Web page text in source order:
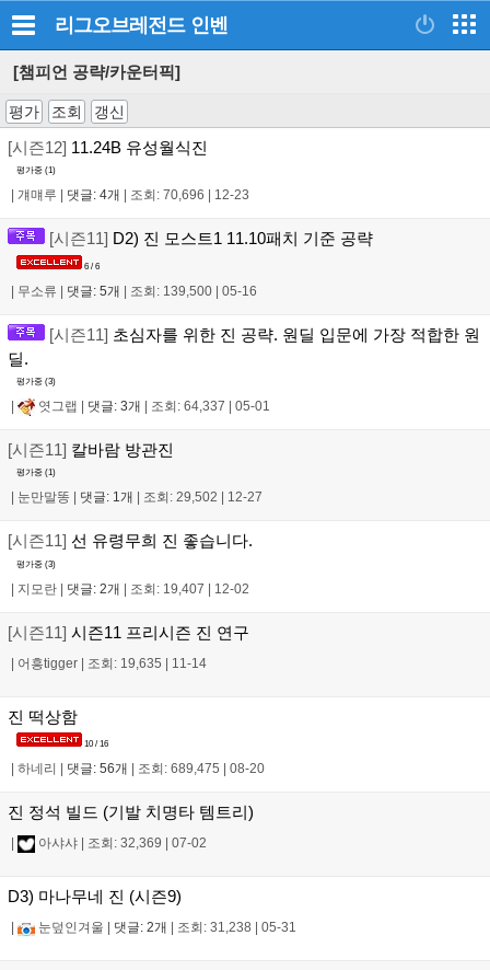
리그오브레전드 인벤
[챔피언 공략/카운터픽]
평가 조회 갱신
[시즌12] 11.24B 유성월식진
평가중 (1)
걔먜루 댓글: 4개 조회: 70,696 12-23
[시즌11] D2) 진 모스트1 11.10패치 기준 공략
6 / 6
| 무소류 | 댓글: 5개 | 조회: 139,500 | 05-16
[시즌11] 초심자를 위한 진 공략. 원딜 입문에 가장 적합한 원
딜.
평가중 (3)
엿그랩 댓글: 3개 조회: 64,337 05-01
[시즌11] 칼바람 방관진
평가중 (1)
눈만말똥 댓글: 1개 조회: 29,502 12-27
[시즌11] 선 유령무희 진 좋습니다.
평가중 (3)
| 지모란 | 댓글: 2개 | 조회: 19,407 | 12-02
[시즌11] 시즌11 프리시즌 진 연구
| 어흥tigger | 조회: 19,635 | 11-14
진 떡상함
10 / 16
하네리 댓글: 56개 조회: 689,475 08-20
진 정석 빌드 (기발 치명타 템트리)
아샤샤 조회: 32,369 07-02
D3) 마나무네 진 (시즌9)
눈덮인겨울 댓글: 2개 조회: 31,238 05-31